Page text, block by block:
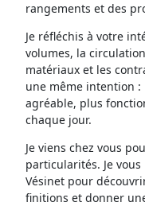
rangements et des
Je réfléchis à votre
volumes, la
matériaux et les
une même intention
agréable, plus
chaque jour.
Je viens chez vous
particularités. Je
Vésinet pour
finitions et donner